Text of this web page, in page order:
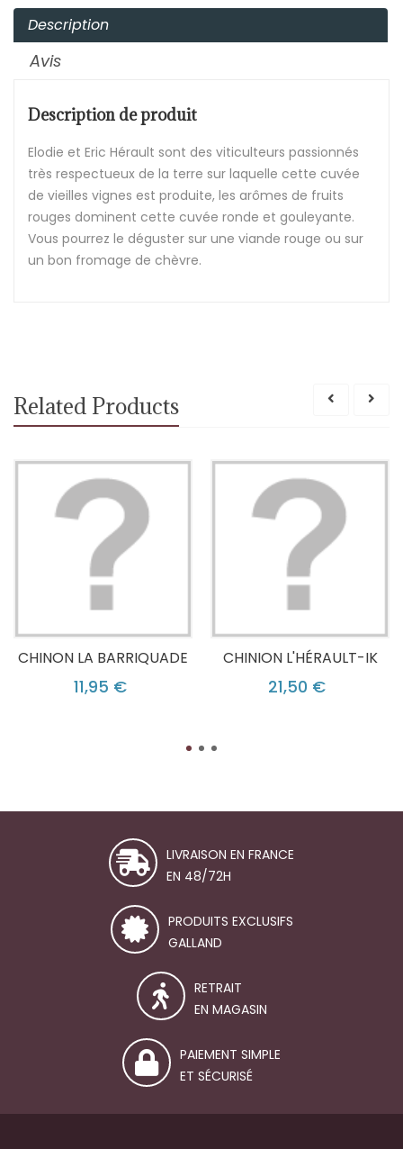
Description
Avis
Description de produit
Elodie et Eric Hérault sont des viticulteurs passionnés
très respectueux de la terre sur laquelle cette cuvée
de vieilles vignes est produite, les arômes de fruits
rouges dominent cette cuvée ronde et gouleyante.
Vous pourrez le déguster sur une viande rouge ou sur
un bon fromage de chèvre.
Related Products
CHINON LA BARRIQUADE
11,95 €
CHINION L'HÉRAULT-IK
21,50 €
LIVRAISON EN FRANCE
EN 48/72H
PRODUITS EXCLUSIFS
GALLAND
RETRAIT
EN MAGASIN
PAIEMENT SIMPLE
ET SÉCURISÉ